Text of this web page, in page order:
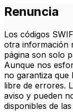
Renuncia
Los códigos
otra información
página son solo
Aunque nos
no garantiza que
libre de errores.
aviso y pueden
disponibles de